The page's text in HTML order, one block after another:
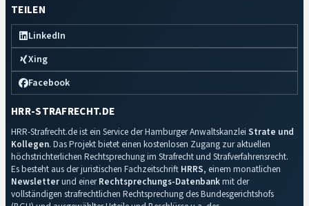
TEILEN
LinkedIn
Xing
Facebook
HRR-STRAFRECHT.DE
HRR-Strafrecht.de ist ein Service der Hamburger Anwaltskanzlei Strate und
Kollegen. Das Projekt bietet einen kostenlosen Zugang zur aktuellen
höchstrichterlichen Rechtsprechung im Strafrecht und Strafverfahrensrecht.
Es besteht aus der juristischen Fachzeitschrift HRRS, einem monatlichen
Newsletterund einerRechtsprechungs-Datenbankmit der
vollständigen strafrechtlichen Rechtsprechung des Bundesgerichtshofs